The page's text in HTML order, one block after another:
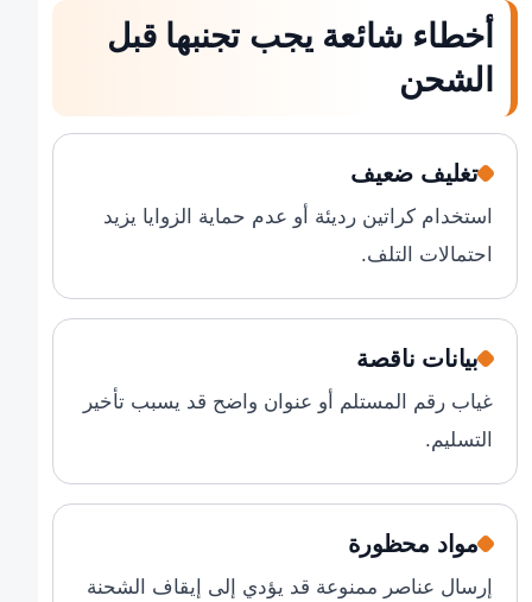
أخطاء شائعة يجب تجنبها قبل
الشحن
تغليف ضعيف
استخدام كراتين رديئة أو عدم حماية الزوايا يزيد
احتمالات التلف.
بيانات ناقصة
غياب رقم المستلم أو عنوان واضح قد يسبب تأخير
التسليم.
مواد محظورة
إرسال عناصر ممنوعة قد يؤدي إلى إيقاف الشحنة